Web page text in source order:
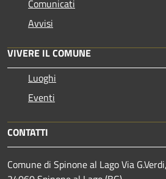
Comunicati
Avvisi
VIVERE IL COMUNE
Luoghi
Eventi
CONTATTI
Comune di Spinone al Lago Via